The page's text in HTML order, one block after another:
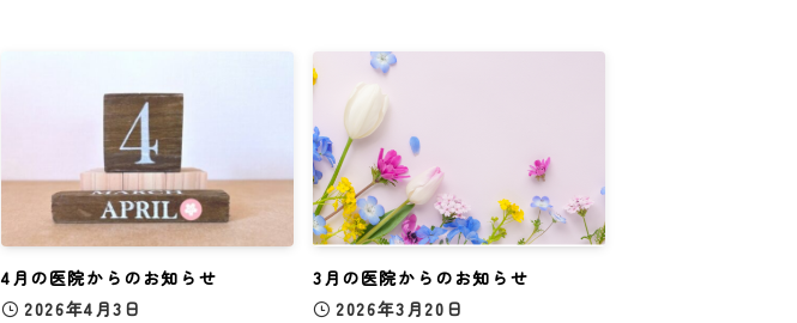
4月の医院からのお知らせ
2026年4月3日
3月の医院からのお知らせ
2026年3月20日